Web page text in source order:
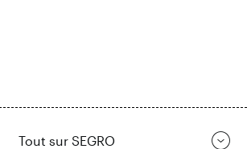
Tout sur SEGRO